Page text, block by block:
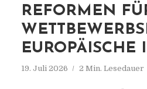
REFORMEN
EUROPÄISCHE
19. Juli 2026 2 Min. Lesedauer